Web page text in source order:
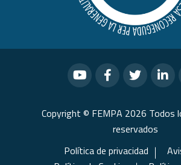
Copyright © FEMPA 2026 Todos
reservados
Política de privacidad